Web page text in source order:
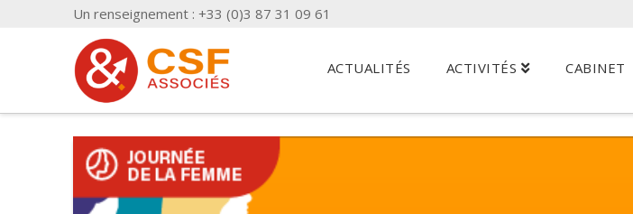
Un renseignement : +33 (0)3 87 31 09 61
ACTUALITÉS ACTIVITÉS CABINET